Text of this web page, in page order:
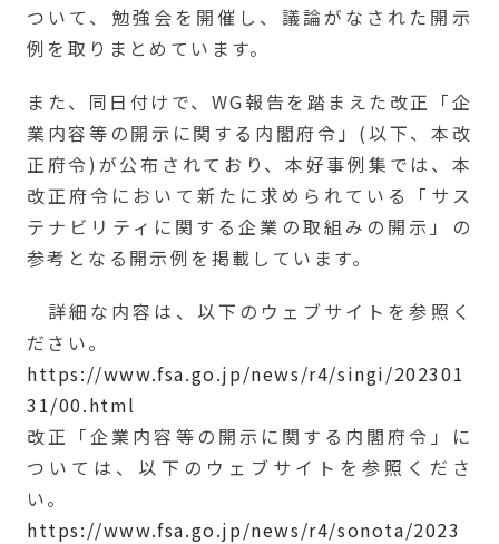
ついて、勉強会を開催し、議論がなされた開示
例を取りまとめています。
また、同日付けで、WG報告を踏まえた改正「企
業内容等の開示に関する内閣府令」(以下、本改
正府令)が公布されており、本好事例集では、本
改正府令において新たに求められている「サス
テナビリティに関する企業の取組みの開示」の
参考となる開示例を掲載しています。
詳細な内容は、以下のウェブサイトを参照く
ださい。
https://www.fsa.go.jp/news/r4/singi/202301
31/00.html
改正「企業内容等の開示に関する内閣府令」に
ついては、以下のウェブサイトを参照くださ
い。
https://www.fsa.go.jp/news/r4/sonota/2023